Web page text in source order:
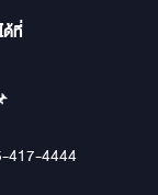
ด้ที่
417-4444